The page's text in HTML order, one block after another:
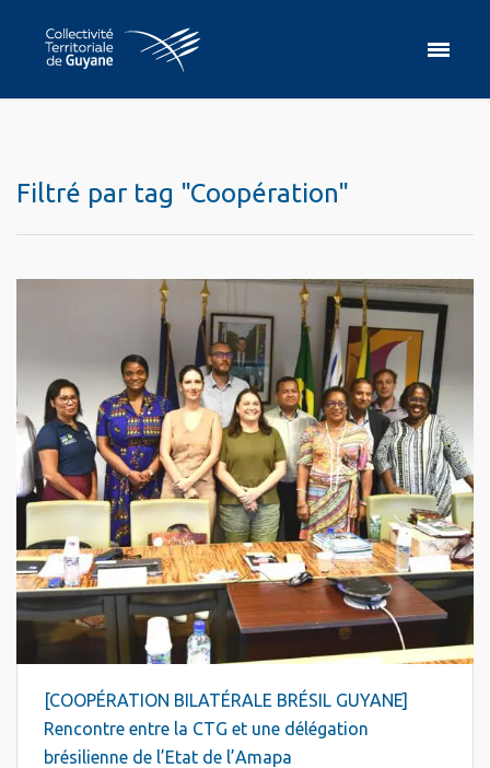
Filtré par tag "Coopération"
[COOPÉRATION BILATÉRALE BRÉSIL GUYANE]
Rencontre entre la CTG et une délégation
brésilienne de l’Etat de l’Amapa